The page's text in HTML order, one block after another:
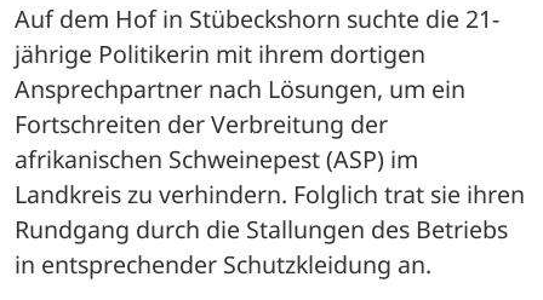
Auf dem Hof in Stübeckshorn suchte die 21-
jährige Politikerin mit ihrem dortigen
Ansprechpartner nach Lösungen, um ein
Fortschreiten der Verbreitung der
afrikanischen Schweinepest (ASP) im
Landkreis zu verhindern. Folglich trat sie ihren
Rundgang durch die Stallungen des Betriebs
in entsprechender Schutzkleidung an.